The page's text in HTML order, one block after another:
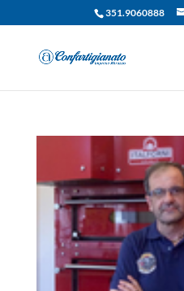
351.9060888